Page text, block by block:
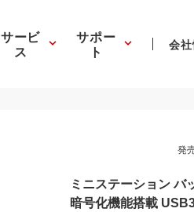
サービ
ス
サポー
ト 会
発
ミニステーション バ
暗号化機能搭載